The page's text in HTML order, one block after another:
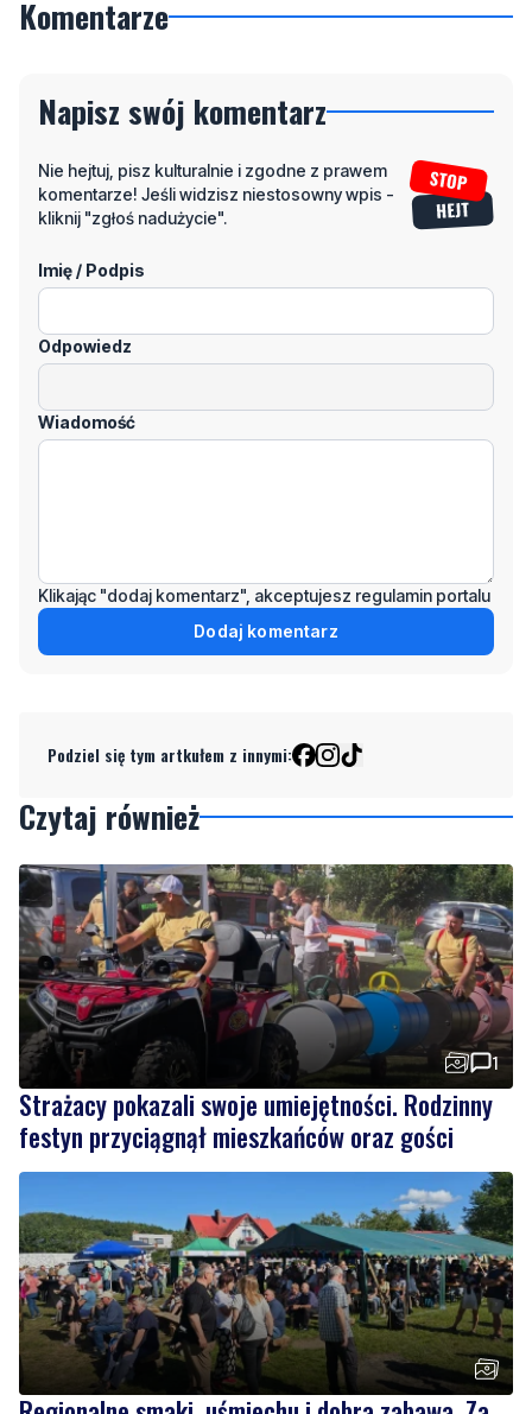
Napisz swój komentarz
komentarze! Jeśli widzisz niestosowny wpis -
kliknij "zgłoś nadużycie".
Imię / Podpis
Odpowiedz
Wiadomość
1
Strażacy pokazali swoje umiejętności. Rodzinny
festyn przyciągnął mieszkańców oraz gości
Regionalne smaki, uśmiechu i dobra zabawa. Za
nami Dzień Kaszubskiego Ogórka